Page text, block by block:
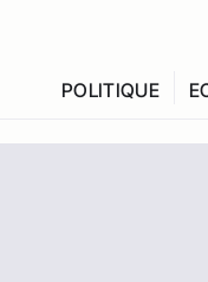
POLITIQUE